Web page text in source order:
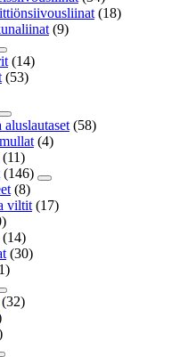
(18)
(9)
(14)
(53)
(58)
(4)
(11)
(146)
(8)
viltit (17)
(14)
(30)
(32)